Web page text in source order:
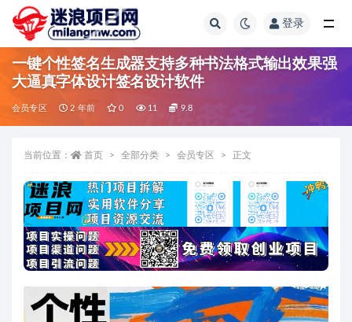
登录
一键个性签名生成器支持多种书法格式输出效果强
大逼真字体设计签名设计软件
会员专区 2 年前 0 11 9.8
当前位置： 首页 全部分类 会员专区 正文
全部